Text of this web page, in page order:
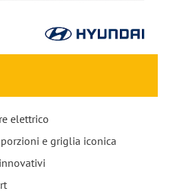
elettrico
e griglia iconica